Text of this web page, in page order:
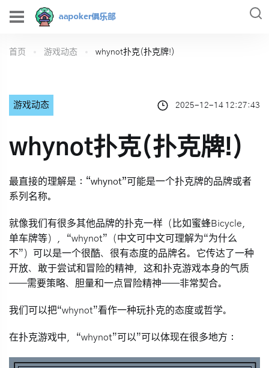
首页 游戏动态 whynot扑克(扑克牌!)
游戏动态 2025-12-14 12:27:43
whynot扑克(扑克牌!)
最直接的理解是： “whynot”可能是一个扑克牌的品牌或者
系列名称。
就像我们有很多其他品牌的扑克一样（比如蜜蜂Bicycle，
单车牌等），“whynot”（中文可中文可理解为“为什么
不”）可以是一个很酷、很有态度的品牌名。它传达了一种
开放、敢于尝试和冒险的精神，这和扑克游戏本身的气质
——需要策略、胆量和一点冒险精神——非常契合。
我们可以把“whynot”看作一种玩扑克的态度或哲学。
在扑克游戏中，“whynot”可以”可以体现在很多地方：